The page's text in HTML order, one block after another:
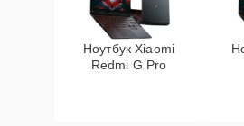
Ноутбук Xiaomi
Redmi G Pro